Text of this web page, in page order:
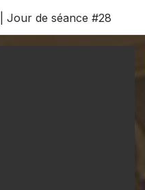
Jour de séance #28